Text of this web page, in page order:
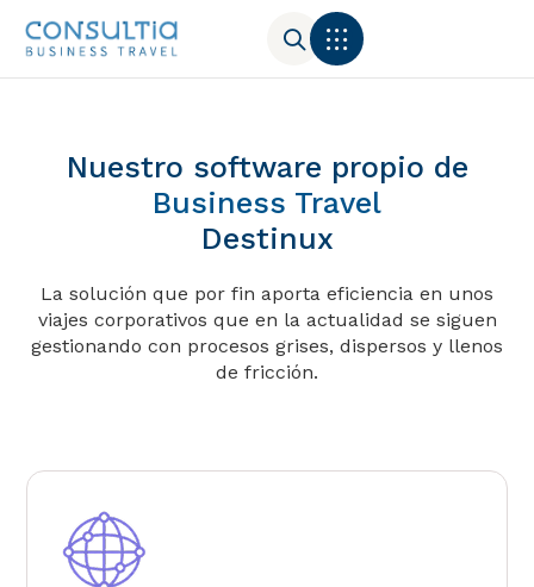
Nuestro software propio de
Business Travel
Destinux
La solución que por fin aporta eficiencia en unos
viajes corporativos que en la actualidad se siguen
gestionando con procesos grises, dispersos y llenos
de fricción.